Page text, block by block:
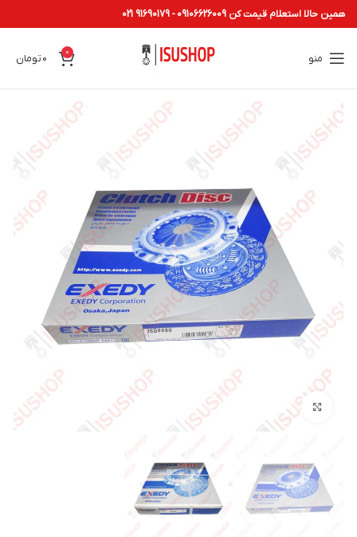
همین حالا استعلام قیمت کن 09106626009 - 91690179 021
منو 0
0تومان
بزرگنمایی تصویر